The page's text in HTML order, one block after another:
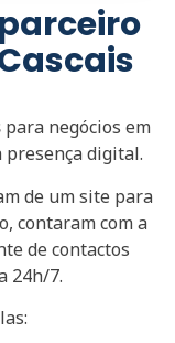
para negócios em
presença digital.
de um site para
contaram com a
de contactos
24h/7.